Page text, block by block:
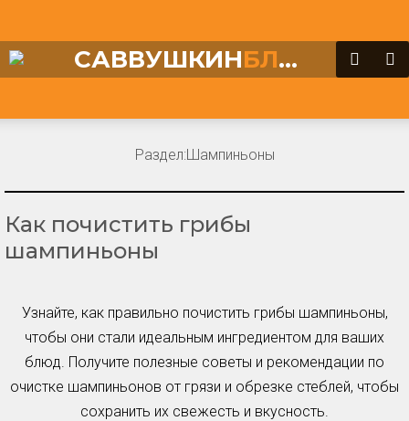
САВВУШКИНБЛОГ
Как почистить грибы
шампиньоны
Узнайте, как правильно почистить грибы шампиньоны,
чтобы они стали идеальным ингредиентом для ваших
блюд. Получите полезные советы и рекомендации по
очистке шампиньонов от грязи и обрезке стеблей, чтобы
сохранить их свежесть и вкусность.
Раздел:Шампиньоны